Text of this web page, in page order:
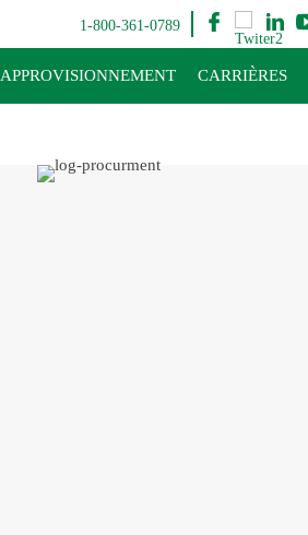
1-800-361-0789
APPROVISIONNEMENT CARRIÈRES